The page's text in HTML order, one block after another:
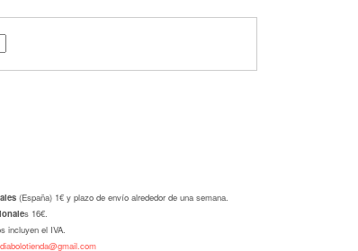
(España) 1€ y plazo de envío alrededor de una semana.
s 16€.
incluyen el IVA.
diabolotienda@gmail.com